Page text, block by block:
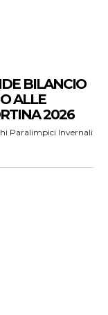
BILANCIO
ALLE
2026
Paralimpici Invernali